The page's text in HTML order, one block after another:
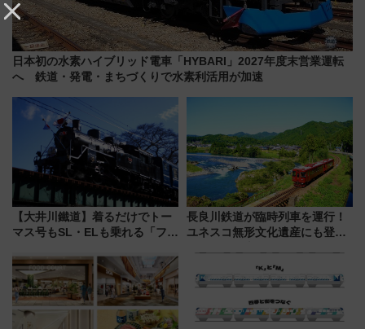
日本初の水素ハイブリッド電車「HYBARI」2027年度末営業運転
へ 鉄道・発電・まちづくりで水素利活用が加速
【大井川鐵道】着るだけでトー
マス号もSL・ELも乗れる「フリ
受注販売
長良川鉄道が臨時列車を運行！
ユネスコ無形文化遺産にも登録
に 乗車には予約が必要